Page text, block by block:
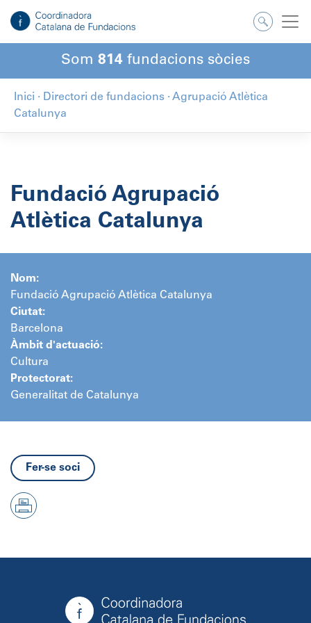
contingut
Som 814 fundacions sòcies
Inici · Directori de fundacions · Agrupació Atlètica
Catalunya
Fundació Agrupació
Atlètica Catalunya
Nom:
Fundació Agrupació Atlètica Catalunya
Ciutat:
Barcelona
Àmbit d'actuació:
Cultura
Protectorat:
Generalitat de Catalunya
Fer-se soci